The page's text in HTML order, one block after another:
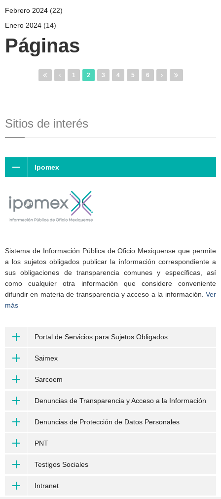
Febrero 2024 (22)
Enero 2024 (14)
Páginas
1 2 3 4 5 6
Sitios de interés
Ipomex
Sistema de Información Pública de Oficio Mexiquense que permite
a los sujetos obligados publicar la información correspondiente a
sus obligaciones de transparencia comunes y específicas, así
como cualquier otra información que considere conveniente
difundir en materia de transparencia y acceso a la información. Ver
más
Portal de Servicios para Sujetos Obligados
Saimex
Sarcoem
Denuncias de Transparencia y Acceso a la Información
Denuncias de Protección de Datos Personales
PNT
Testigos Sociales
Intranet